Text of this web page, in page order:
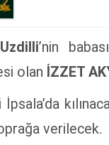
’nin
olan İZZET
verilecek.